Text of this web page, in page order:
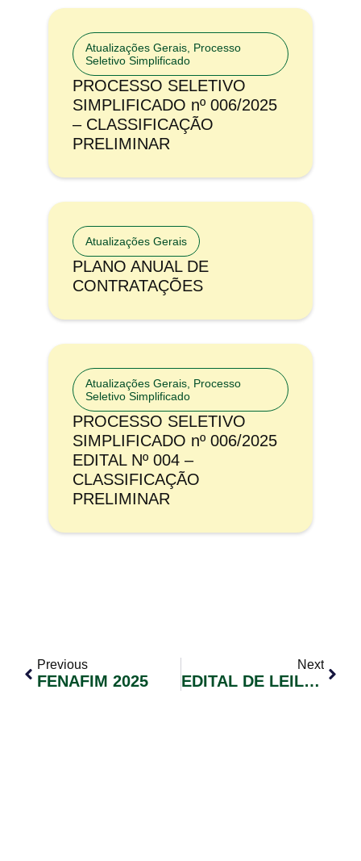
Atualizações Gerais, Processo
Seletivo Simplificado
PROCESSO SELETIVO
SIMPLIFICADO nº 006/2025
– CLASSIFICAÇÃO
PRELIMINAR
Atualizações Gerais
PLANO ANUAL DE
CONTRATAÇÕES
Atualizações Gerais, Processo
Seletivo Simplificado
PROCESSO SELETIVO
SIMPLIFICADO nº 006/2025
EDITAL Nº 004 –
CLASSIFICAÇÃO
PRELIMINAR
Previous
FENAFIM 2025
Next
EDITAL DE LEILÃO ELETRÔNICO Nº 0O1/2025